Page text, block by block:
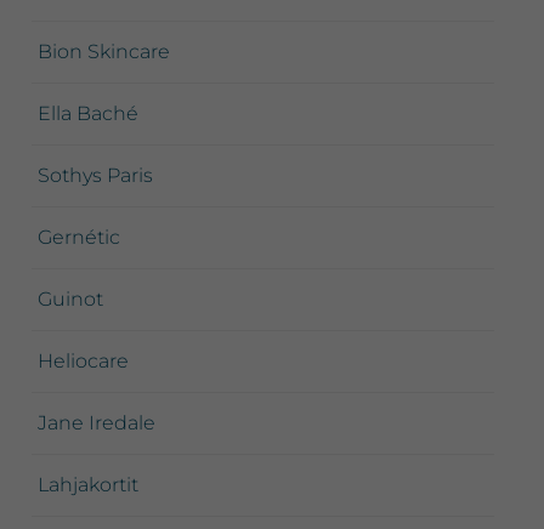
Bion Skincare
Ella Baché
Sothys Paris
Gernétic
Guinot
Heliocare
Jane Iredale
Lahjakortit